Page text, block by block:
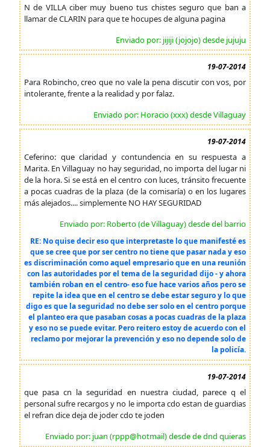
N de VILLA ciber muy bueno tus chistes seguro que ban a
llamar de CLARIN para que te hocupes de alguna pagina
Enviado por: jijiji (jojojo) desde jujuju
19-07-2014
Para Robincho, creo que no vale la pena discutir con vos, por
intolerante, frente a la realidad y por falaz.
Enviado por: Horacio (xxx) desde Villaguay
19-07-2014
Ceferino: que claridad y contundencia en su respuesta a
Marita. En Villaguay no hay seguridad, no importa del lugar ni
de la hora. Si se está en el centro con luces, tránsito frecuente
a pocas cuadras de la plaza (de la comisaría) o en los lugares
más alejados.... simplemente NO HAY SEGURIDAD
Enviado por: Roberto (de Villaguay) desde del barrio
RE: No quise decir eso que interpretaste lo que manifesté es
que se cree que por ser centro no tiene que pasar nada y eso
es discriminación como aquel empresario que en una reunión
con las autoridades por el tema de la seguridad dijo - y ahora
también roban en el centro- eso fue hace varios años pero se
repite la idea que en el centro se debe estar seguro y lo que
digo es que la seguridad no debe ser solo en el centro porque
el planteo era que pasaban cosas a pocas cuadras de la plaza
y eso no se puede evitar. Pero reitero estoy de acuerdo con el
reclamo por mejorar la prevención y eso no depende solo de
la policía.
19-07-2014
que pasa cn la seguridad en nuestra ciudad, parece q el
personal sufre recargos y no le importa cdo estan de guardias
el refran dice deja de joder cdo te joden
Enviado por: juan (rppp@hotmail) desde de dnd quieras